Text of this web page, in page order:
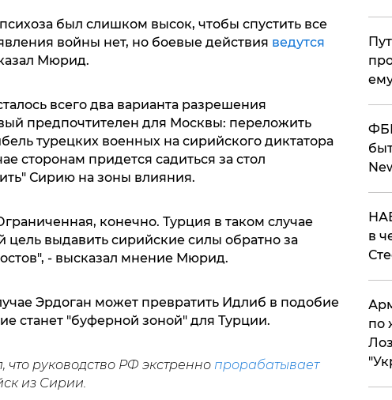
был слишком высок, чтобы спустить все
войны нет, но боевые действия ведутся
Мюрид.
всего два варианта разрешения
предпочтителен для Москвы: переложить
турецких военных на сирийского диктатора
сторонам придется садиться за стол
Сирию на зоны влияния.
конечно. Турция в таком случае
цель выдавить сирийские силы обратно за
- высказал мнение Мюрид.
Эрдоган может превратить Идлиб в подобие
станет "буферной зоной" для Турции.
руководство РФ экстренно прорабатывает
из Сирии.
в
по